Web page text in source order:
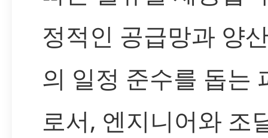
정적인 공급망과 양
의 일정 준수를 돕는
로서, 엔지니어와 조